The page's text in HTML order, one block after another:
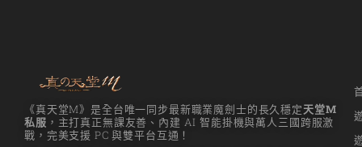
天堂M裝備推薦
《真天堂M》是全台唯一同步最新職業魔劍士的長久穩定天堂M
私服 ，主打真正無課友善、內建 AI 智能掛機與萬人三國跨服激
戰，完美支援 PC 與雙平台互通！